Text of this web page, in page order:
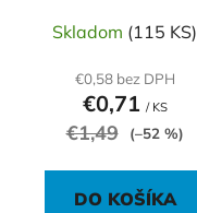
Skladom (115 KS)
€0,58 bez DPH
€0,71 / KS
€1,49 (–52 %)
DO KOŠÍKA